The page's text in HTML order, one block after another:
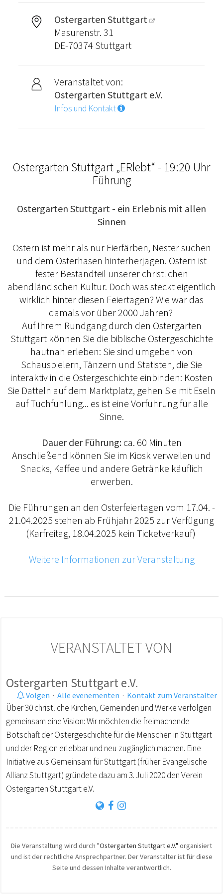
Ostergarten Stuttgart
Masurenstr. 31
DE-70374 Stuttgart
Veranstaltet von:
Ostergarten Stuttgart e.V.
Infos und Kontakt
Ostergarten Stuttgart „ERlebt“ - 19:20 Uhr
Führung
Ostergarten Stuttgart - ein Erlebnis mit allen
Sinnen
Ostern ist mehr als nur Eierfärben, Nester suchen
und dem Osterhasen hinterherjagen. Ostern ist
fester Bestandteil unserer christlichen
abendländischen Kultur. Doch was steckt eigentlich
wirklich hinter diesen Feiertagen? Wie war das
damals vor über 2000 Jahren?
Auf Ihrem Rundgang durch den Ostergarten
Stuttgart können Sie die biblische Ostergeschichte
hautnah erleben: Sie sind umgeben von
Schauspielern, Tänzern und Statisten, die Sie
interaktiv in die Ostergeschichte einbinden: Kosten
Sie Datteln auf dem Marktplatz, gehen Sie mit Eseln
auf Tuchfühlung... es ist eine Vorführung für alle
Sinne.
Dauer der Führung:ca. 60 Minuten
Anschließend können Sie im Kiosk verweilen und
Snacks, Kaffee und andere Getränke käuflich
erwerben.
Die Führungen an den Osterfeiertagen vom 17.04. -
21.04.2025 stehen ab Frühjahr 2025 zur Verfügung
(Karfreitag, 18.04.2025 kein Ticketverkauf)
Weitere Informationen zur Veranstaltung
VERANSTALTET VON
Ostergarten Stuttgart e.V.
Volgen · Alle evenementen · Kontakt zum Veranstalter
Über 30 christliche Kirchen, Gemeinden und Werke verfolgen
gemeinsam eine Vision: Wir möchten die freimachende
Botschaft der Ostergeschichte für die Menschen in Stuttgart
und der Region erlebbar und neu zugänglich machen. Eine
Initiative aus Gemeinsam für Stuttgart (früher Evangelische
Allianz Stuttgart) gründete dazu am 3. Juli 2020 den Verein
Ostergarten Stuttgart e.V.
Die Veranstaltung wird durch "Ostergarten Stuttgart e.V." organisiert
und ist der rechtliche Ansprechpartner. Der Veranstalter ist für diese
Seite und dessen Inhalte verantwortlich.